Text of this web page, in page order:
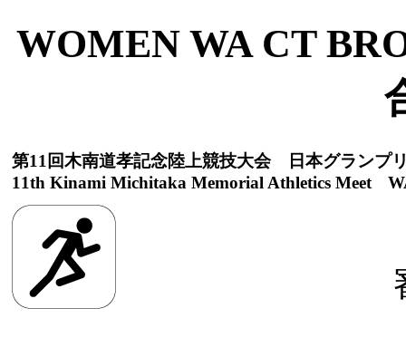
WOMEN WA CT
第11回木南道孝記念陸上競技大会 日本グランプ
11th Kinami Michitaka Memorial Athletics Meet